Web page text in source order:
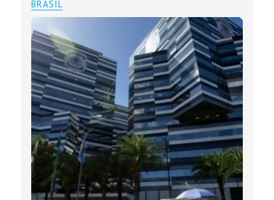
BRASIL